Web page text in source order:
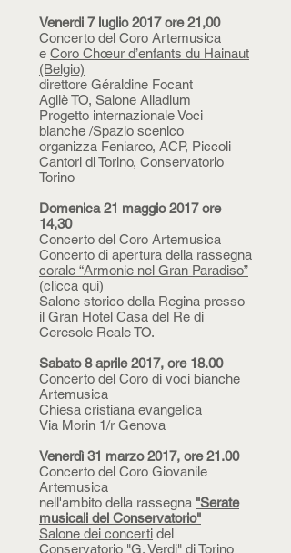
Venerdi 7 luglio 2017 ore 21,00
Concerto del Coro Artemusica
e Coro Chœur d’enfants du Hainaut
(Belgio)
direttore Géraldine Focant
Agliè TO, Salone Alladium
Progetto internazionale Voci
bianche /Spazio scenico
organizza Feniarco, ACP, Piccoli
Cantori di Torino, Conservatorio
Torino
Domenica 21 maggio 2017 ore
14,30
Concerto del Coro Artemusica
Concerto di apertura della rassegna
corale “Armonie nel Gran Paradiso”
(clicca qui)
Salone storico della Regina presso
il Gran Hotel Casa del Re di
Ceresole Reale TO.
Sabato 8 aprile 2017, ore 18.00
Concerto del Coro di voci bianche
Artemusica
Chiesa cristiana evangelica
Via Morin 1/r Genova
Venerdì 31 marzo 2017, ore 21.00
Concerto del Coro Giovanile
Artemusica
nell'ambito della rassegna "Serate
musicali del Conservatorio"
Salone dei concerti del
Conservatorio "G. Verdi" di Torino